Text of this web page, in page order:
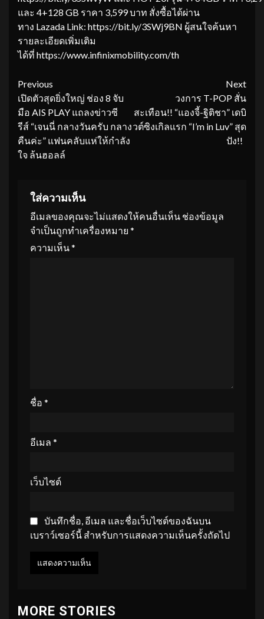
และ 4+128 GB ราคา 3,599 บาท สั่งซื้อได้ผ่าน
ทาง Lazada Link: https://bit.ly/3SWj9BN ผู้สนใจค้นหา
รายละเอียดเพิ่มเติม
ได้ที่ https://www.infinixmobility.com/th
Continue
Reading
Previous
เปิดตัวสุดยิ่งใหญ่ ช่อง 8 จับ
มือ AIS PLAY แถลงข่าวซี
รีส์ “เจนนี่ กลางวันครับ กลาง
คืนค่ะ” แฟนคลับแห่ให้กำลัง
ใจ ล้นฮอลล์
Next
วงการ T-POP สั่น
สะเทือน!! “แองจี้-ฐิติชา” เดบิ
วต์ซิงเกิลแรก “I’m in Luv” สุด
ปัง!!
ใส่ความเห็น
อีเมลของคุณจะไม่แสดงให้คนอื่นเห็น ช่องข้อมูล
จำเป็นถูกทำเครื่องหมาย *
ความเห็น*
ชื่อ *
อีเมล *
เว็บไซต์
บันทึกชื่อ, อีเมล และชื่อเว็บไซต์ของฉันบน
เบราว์เซอร์นี้ สำหรับการแสดงความเห็นครั้งถัดไป
MORE STORIES